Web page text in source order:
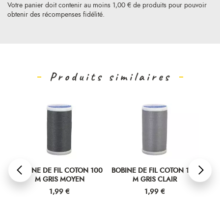
Votre panier doit contenir au moins 1,00 € de produits pour pouvoir
obtenir des récompenses fidélité.
Produits similaires
BOBINE DE FIL COTON 100
M GRIS MOYEN
Prix
1,99 €
BOBINE DE FIL COTON 100
M GRIS CLAIR
Prix
1,99 €